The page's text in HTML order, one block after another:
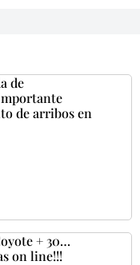
de
de arribos en
+ 30…
on line!!!